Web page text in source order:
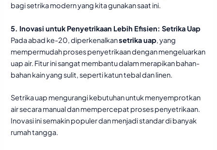
bagi setrika modern yang kita gunakan saat ini.
5. Inovasi untuk Penyetrikaan Lebih Efisien:Setrika Uap
Pada abad ke-20, diperkenalkansetrika uap, yang
mempermudah proses penyetrikaan dengan mengeluarkan
uap air. Fitur ini sangat membantu dalam merapikan bahan-
bahan kain yang sulit, seperti katun tebal dan linen.
Setrika uap mengurangi kebutuhan untuk menyemprotkan
air secara manual dan mempercepat proses penyetrikaan.
Inovasi ini semakin populer dan menjadi standar di banyak
rumah tangga.